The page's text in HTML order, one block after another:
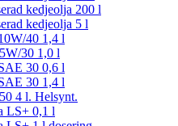
kedjeolja 200 l
kedjeolja 5 l
40 1,4 l
30 1,0 l
30 0,6 l
30 1,4 l
4 l. Helsynt.
LS+ 0,1 l